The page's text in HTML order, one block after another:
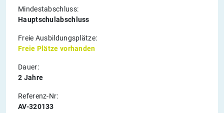
Mindestabschluss:
Hauptschulabschluss
Freie Ausbildungsplätze:
Freie Plätze vorhanden
Dauer:
2 Jahre
Referenz-Nr:
AV-320133